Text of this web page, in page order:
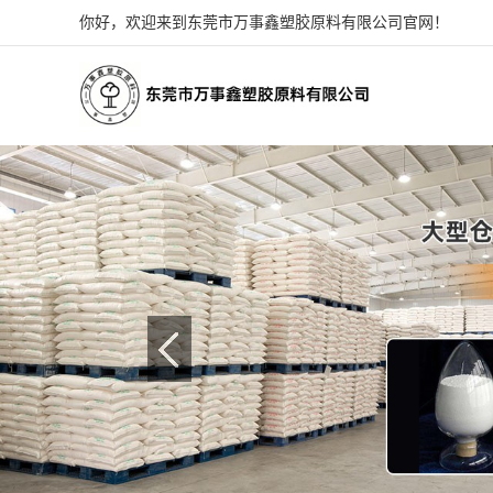
你好，欢迎来到东莞市万事鑫塑胶原料有限公司官网！